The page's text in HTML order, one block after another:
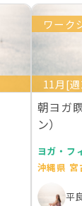
ワーク
11月[
朝ヨガ
ン）
ヨガ・フ
沖縄県 宮
平